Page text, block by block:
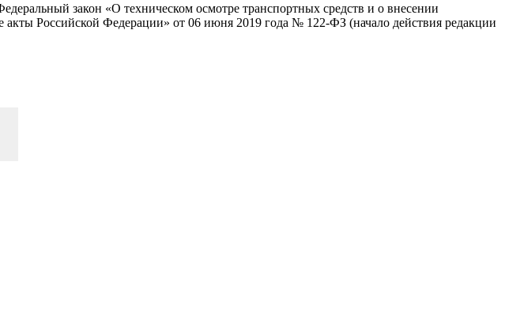
закон «О техническом осмотре транспортных средств и о внесении
Российской Федерации» от 06 июня 2019 года № 122-ФЗ (начало действия редакции